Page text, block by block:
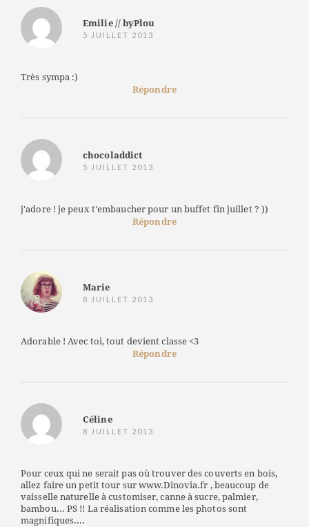
Emilie // byPlou
5 JUILLET 2013
Très sympa :)
Répondre
chocoladdict
5 JUILLET 2013
j'adore ! je peux t'embaucher pour un buffet fin juillet ? ))
Répondre
Marie
8 JUILLET 2013
Adorable ! Avec toi, tout devient classe <3
Répondre
Céline
8 JUILLET 2013
Pour ceux qui ne serait pas où trouver des couverts en bois,
allez faire un petit tour sur www.Dinovia.fr , beaucoup de
vaisselle naturelle à customiser, canne à sucre, palmier,
bambou... PS !! La réalisation comme les photos sont
magnifiques....